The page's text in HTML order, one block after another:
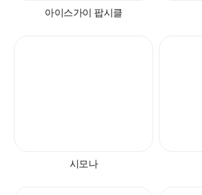
아이스가이 팝시클
시모나